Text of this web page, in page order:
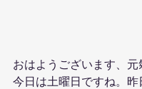
おはようございます、元
今日は土曜日ですね。昨